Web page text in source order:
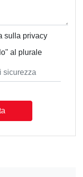
sulla privacy
al plurale